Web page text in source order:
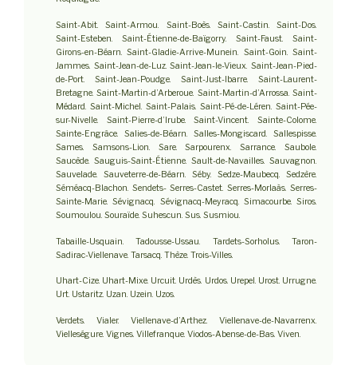
Saint-Abit. Saint-Armou. Saint-Boès. Saint-Castin. Saint-Dos.
Saint-Esteben. Saint-Étienne-de-Baïgorry. Saint-Faust. Saint-
Girons-en-Béarn. Saint-Gladie-Arrive-Munein. Saint-Goin. Saint-
Jammes. Saint-Jean-de-Luz. Saint-Jean-le-Vieux. Saint-Jean-Pied-
de-Port. Saint-Jean-Poudge. Saint-Just-Ibarre. Saint-Laurent-
Bretagne. Saint-Martin-d’Arberoue. Saint-Martin-d’Arrossa. Saint-
Médard. Saint-Michel. Saint-Palais. Saint-Pé-de-Léren. Saint-Pée-
sur-Nivelle. Saint-Pierre-d’Irube. Saint-Vincent. Sainte-Colome.
Sainte-Engrâce. Salies-de-Béarn. Salles-Mongiscard. Sallespisse.
Sames. Samsons-Lion. Sare. Sarpourenx. Sarrance. Saubole.
Saucède. Sauguis-Saint-Étienne. Sault-de-Navailles. Sauvagnon.
Sauvelade. Sauveterre-de-Béarn. Séby. Sedze-Maubecq. Sedzère.
Séméacq-Blachon. Sendets- Serres-Castet. Serres-Morlaàs. Serres-
Sainte-Marie. Sévignacq. Sévignacq-Meyracq. Simacourbe. Siros.
Soumoulou. Souraïde. Suhescun. Sus. Susmiou.
Tabaille-Usquain. Tadousse-Ussau. Tardets-Sorholus. Taron-
Sadirac-Viellenave. Tarsacq. Thèze. Trois-Villes.
Uhart-Cize. Uhart-Mixe. Urcuit. Urdès. Urdos. Urepel. Urost. Urrugne.
Urt. Ustaritz. Uzan. Uzein. Uzos.
Verdets. Vialer. Viellenave-d’Arthez. Viellenave-de-Navarrenx.
Vielleségure. Vignes. Villefranque. Viodos-Abense-de-Bas. Viven.